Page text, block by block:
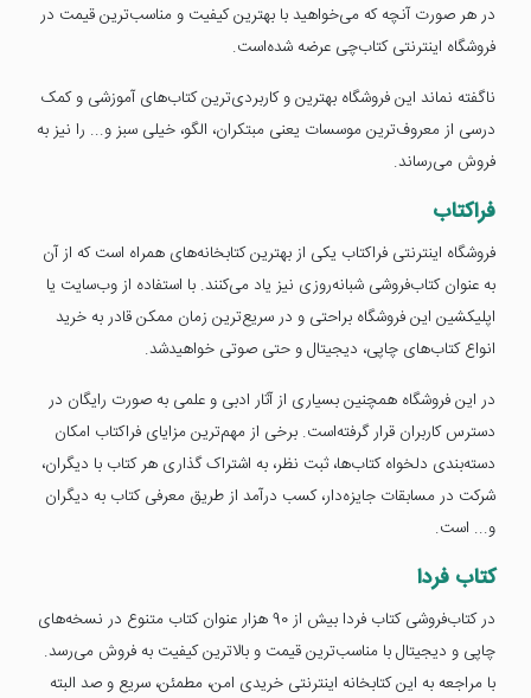
در هر صورت آنچه که می‌خواهید با بهترین کیفیت و مناسب‌ترین قیمت در
فروشگاه اینترنتی کتاب‌چی عرضه شده‌است.
ناگفته نماند این فروشگاه بهترین و کاربردی‌ترین کتاب‌های آموزشی و کمک
درسی از معروف‌ترین موسسات یعنی مبتکران، الگو، خیلی سبز و... را نیز به
فروش می‌رساند.
فراکتاب
فروشگاه اینترنتی فراکتاب یکی از بهترین کتابخانه‌های همراه است که از آن
به عنوان کتاب‌فروشی شبانه‌روزی نیز یاد می‌کنند. با استفاده از وب‌سایت یا
اپلیکشین این فروشگاه براحتی و در سریع‌ترین زمان ممکن قادر به خرید
انواع کتاب‌های چاپی، دیجیتال و حتی صوتی خواهیدشد.
در این فروشگاه همچنین بسیاری از آثار ادبی و علمی به صورت رایگان در
دسترس کاربران قرار گرفته‌است. برخی از مهم‌ترین مزایای فراکتاب امکان
دسته‌بندی دلخواه کتاب‌ها، ثبت نظر، به اشتراک گذاری هر کتاب با دیگران،
شرکت در مسابقات جایزه‌دار، کسب درآمد از طریق معرفی کتاب به دیگران
و... است.
کتاب فردا
در کتاب‌فروشی کتاب فردا بیش از 90 هزار عنوان کتاب متنوع در نسخه‌های
چاپی و دیجیتال با مناسب‌ترین قیمت و بالاترین کیفیت به فروش می‌رسد.
با مراجعه به این کتابخانه اینترنتی خریدی امن، مطمئن، سریع و صد البته